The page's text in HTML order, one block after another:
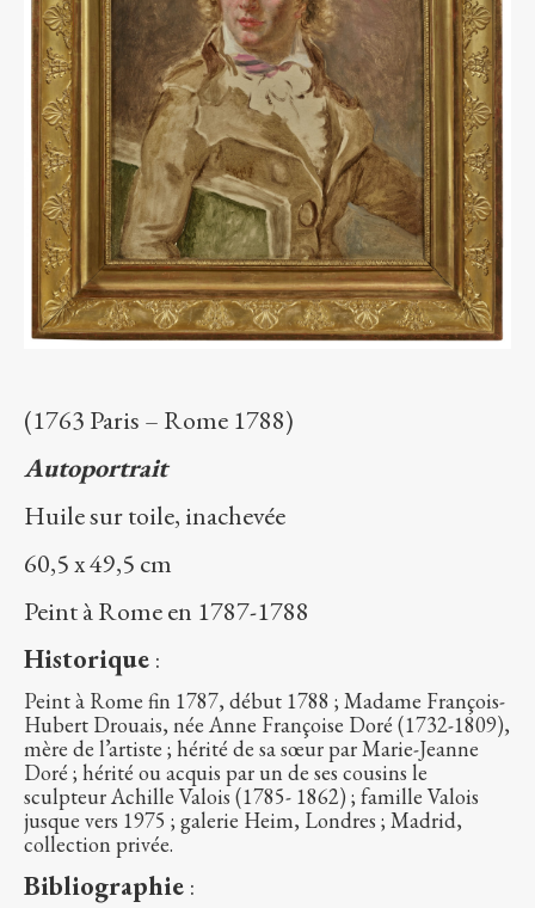
(1763 Paris – Rome 1788)
Autoportrait
Huile sur toile, inachevée
60,5 x 49,5 cm
Peint à Rome en 1787-1788
Historique :
Peint à Rome fin 1787, début 1788 ; Madame François-
Hubert Drouais, née Anne Françoise Doré (1732-1809),
mère de l’artiste ; hérité de sa sœur par Marie-Jeanne
Doré ; hérité ou acquis par un de ses cousins le
sculpteur Achille Valois (1785- 1862) ; famille Valois
jusque vers 1975 ; galerie Heim, Londres ; Madrid,
collection privée.
Bibliographie :